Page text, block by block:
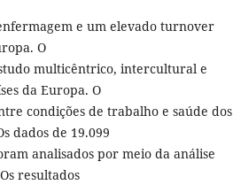
e um elevado turnover
O
multicêntrico, intercultural e
da Europa. O
condições de trabalho e saúde dos
dados de 19.099
analisados por meio da análise
resultados